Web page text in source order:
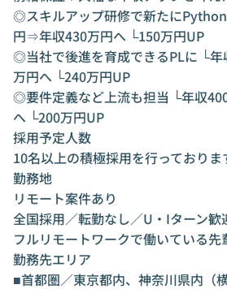
◎スキルアップ研修で新たに
円⇒年収430万円へ └150万円UP
◎当社で後進を育成できるPLに └
万円へ └240万円UP
◎要件定義など上流も担当 └年収
へ └200万円UP
採用予定人数
10名以上の積極採用を行っておりま
勤務地
リモート案件あり
全国採用／転勤なし／U・Iターン歓
フルリモートワークで働いている先
勤務先エリア
■首都圏／東京都内、神奈川県内（